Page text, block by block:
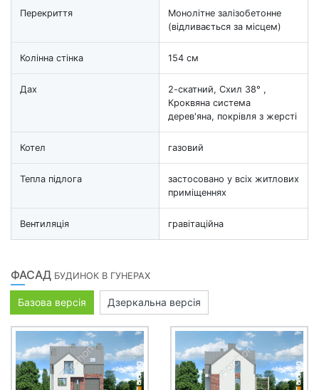
Перекриття
Монолітне залізобетонне
(відливається за місцем)
Колінна стінка 154 см
Дах
2-скатний, Схил 38° ,
Кроквяна система
дерев'яна, покрівля з жерсті
Котел газовий
Тепла підлога
застосовано у всіх житлових
приміщеннях
Вентиляція гравітаційна
ФАСАД БУДИНОК В ГУНЕРАХ
Базова версія Дзеркальна версія